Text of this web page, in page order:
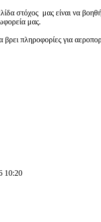
στόχος μας είναι να
μας.
βρει πληροφορίες για
10:20